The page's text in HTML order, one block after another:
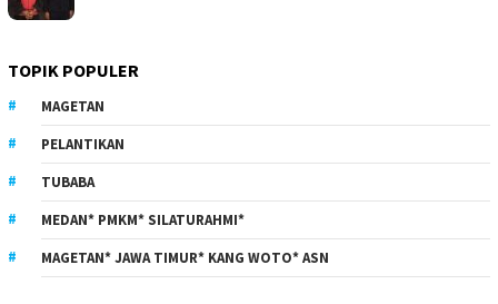
TOPIK POPULER
MAGETAN
PELANTIKAN
TUBABA
MEDAN* PMKM* SILATURAHMI*
MAGETAN* JAWA TIMUR* KANG WOTO* ASN